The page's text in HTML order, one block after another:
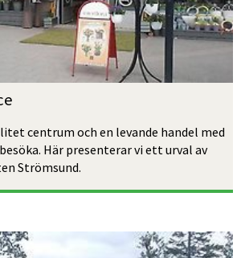
centrum och en levande handel med
Här presenterar vi ett urval av
Strömsund.